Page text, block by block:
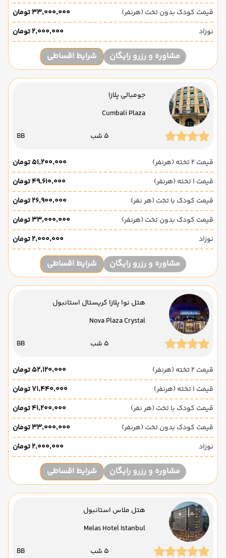
قیمت کودک بدون تخت (هرنفر)
۳۳٬۰۰۰٬۰۰۰ تومان
نوزاد
۲٬۰۰۰٬۰۰۰ تومان
مشاوره و رزرو رایگان شرایط اقساطی
جومبالی پلازا
Cumbali Plaza
5 شب BB
قیمت 2 تخته (هرنفر)
۵۱٬۲۰۰٬۰۰۰ تومان
قیمت 1 تخته (هرنفر)
۴۹٬۶۱۰٬۰۰۰ تومان
قیمت کودک با تخت (هر نفر)
۲۶٬۹۰۰٬۰۰۰ تومان
قیمت کودک بدون تخت (هرنفر)
۳۳٬۰۰۰٬۰۰۰ تومان
نوزاد
۲٬۰۰۰٬۰۰۰ تومان
مشاوره و رزرو رایگان شرایط اقساطی
هتل نوا پلازا کریستال استانبول
Nova Plaza Crystal
5 شب BB
قیمت 2 تخته (هرنفر)
۵۲٬۱۲۰٬۰۰۰ تومان
قیمت 1 تخته (هرنفر)
۷۱٬۴۴۰٬۰۰۰ تومان
قیمت کودک با تخت (هر نفر)
۴۱٬۲۰۰٬۰۰۰ تومان
قیمت کودک بدون تخت (هرنفر)
۳۳٬۰۰۰٬۰۰۰ تومان
نوزاد
۲٬۰۰۰٬۰۰۰ تومان
مشاوره و رزرو رایگان شرایط اقساطی
هتل ملاس استانبول
Melas Hotel Istanbul
5 شب BB